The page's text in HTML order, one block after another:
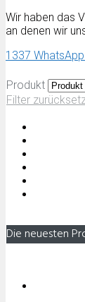
Wir haben das
an denen wir
1337 WhatsApp
Produkt
Filter
Die neuesten